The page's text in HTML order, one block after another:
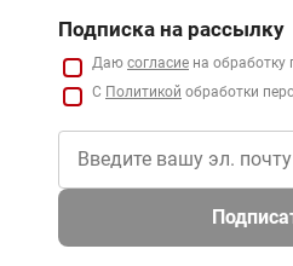
Подписка на рассылку
Даю согласие на
С Политикой обработки